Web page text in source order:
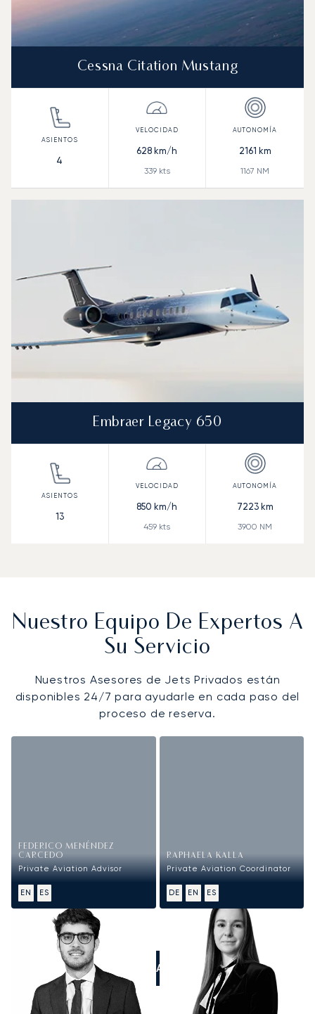
Cessna Citation Mustang
4
628 km/h
339kts
2161 km
1167 NM
Embraer Legacy 650
13
850 km/h
459 kts
7223km
3900 NM
Nuestro Equipo De Expertos A
Su Servicio
Nuestros Asesores de Jets Privados están
disponibles 24/7 para ayudarle en cada paso del
proceso de reserva.
FEDERICO MENÉNDEZ
CARCEDO
Private Aviation Advisor
EN ES
RAPHAELA KALLA
Private Aviation Coordinator
DE EN ES
LLÁMANOS